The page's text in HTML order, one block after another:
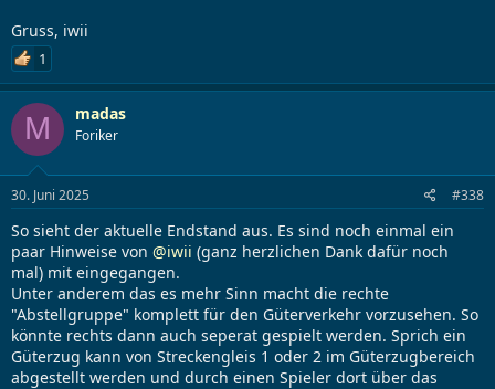
Gruss, iwii
1
M madas
Foriker
30. Juni 2025 #338
So sieht der aktuelle Endstand aus. Es sind noch einmal ein
paar Hinweise von @iwii (ganz herzlichen Dank dafür noch
mal) mit eingegangen.
Unter anderem das es mehr Sinn macht die rechte
"Abstellgruppe" komplett für den Güterverkehr vorzusehen. So
könnte rechts dann auch seperat gespielt werden. Sprich ein
Güterzug kann von Streckengleis 1 oder 2 im Güterzugbereich
abgestellt werden und durch einen Spieler dort über das